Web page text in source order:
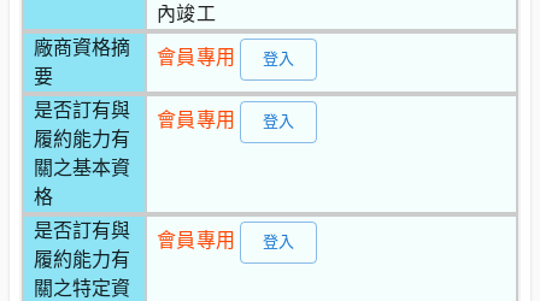
內竣工
廠商資格摘
要
會員專用 登入
是否訂有與
履約能力有
關之基本資
格
會員專用 登入
是否訂有與
履約能力有
關之特定資
會員專用 登入